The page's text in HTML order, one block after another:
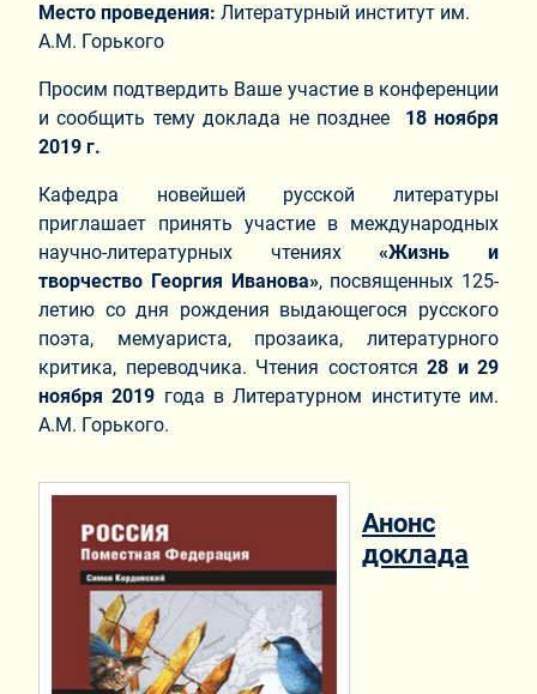
Место проведения: Литературный институт им.
А.М. Горького
Просим подтвердить Ваше участие в конференции
и сообщить тему доклада не позднее 18 ноября
2019 г.
Кафедра новейшей русской литературы
приглашает принять участие в международных
научно-литературных чтениях«Жизнь и
творчество Георгия Иванова», посвященных 125-
летию со дня рождения выдающегося русского
поэта, мемуариста, прозаика, литературного
критика, переводчика. Чтения состоятся 28 и 29
ноября 2019 года в Литературном институте им.
А.М. Горького.
Анонс
доклада